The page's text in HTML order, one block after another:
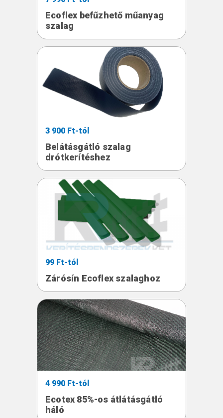
Ecoflex befűzhető műanyag
szalag
3 900 Ft-tól
Belátásgátló szalag
drótkerítéshez
99 Ft-tól
Zárósín Ecoflex szalaghoz
4 990 Ft-tól
Ecotex 85%-os átlátásgátló
háló